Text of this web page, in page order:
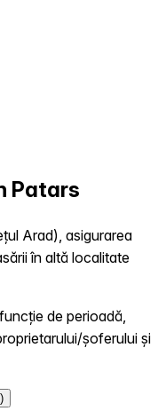
Patars
Arad), asigurarea
în altă localitate
de perioadă,
șoferului și